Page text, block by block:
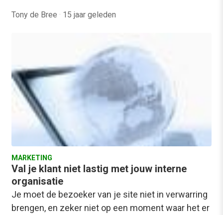
Tony de Bree · 15 jaar geleden
MARKETING
Val je klant niet lastig met jouw interne
organisatie
Je moet de bezoeker van je site niet in verwarring
brengen, en zeker niet op een moment waar het er